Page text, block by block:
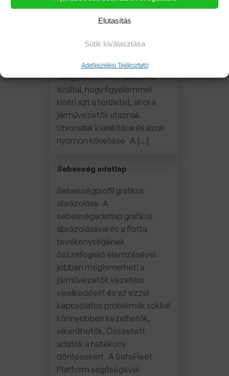
Elutasítás
Sütik kiválasztása
Adatkezelési Tájékoztató
minden alkalommal értesítést
Geofence funkció további
felügyeletet tesz lehetővé
azáltal, hogy figyelemmel
kíséri azt a területet, ahol a
járművezetők utaznak.
Útvonalak kialakítása és azok
nyomon követése A […]
Sebesség adatlap
Sebességprofil grafikus
ábrázolása A
sebességadatlap grafikus
ábrázolásával és a flotta
tevékenységének
összefoglaló elemzésével
jobban megismerheti a
járművezetők vezetési
viselkedését és az ezzel
kapcsolatos problémák sokkal
könnyebben kezelhetők,
elkerülhetők. Összetett
adatok a hatékony
döntésekért A SafeFleet
Platform segítségével